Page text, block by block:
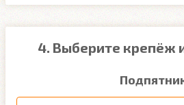
4. Выберите крепёж